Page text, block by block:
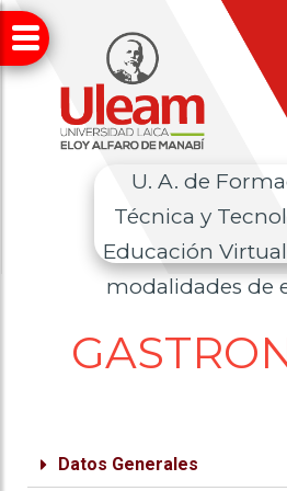
U. A. de
Técnica y
Educación
modalidades de
Datos Generales